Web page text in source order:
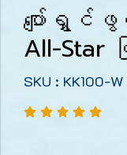
ပျော်ရွှ
All-
SKU : KK100-W